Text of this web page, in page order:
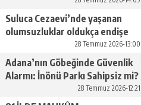
Suluca Cezaevi’nde yaşanan
olumsuzluklar oldukça endişe
28 Temmuz 2026-13:00
Adana’nın Göbeğinde Güvenlik
Alarmı: İnönü Parkı Sahipsiz mi?
28 Temmuz 2026-12:21